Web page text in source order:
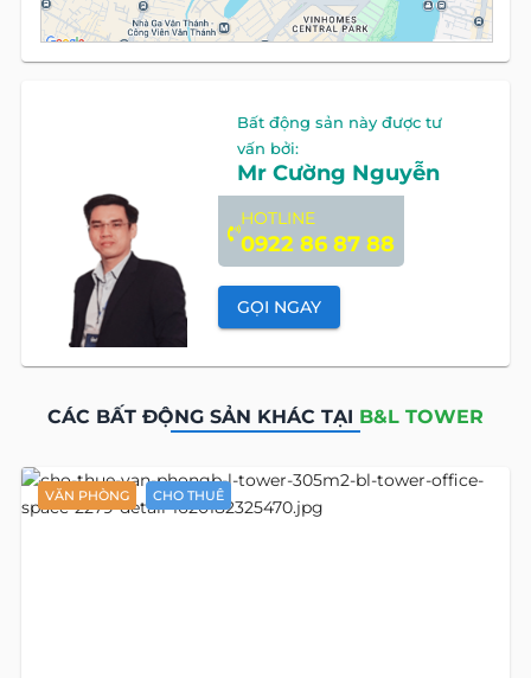
Bất động sản này được tư
vấn bởi:
Mr Cường Nguyễn
HOTLINE
0922 86 87 88
GỌI NGAY
CÁC BẤT ĐỘNG SẢN KHÁC TẠI B&L TOWER
VĂN PHÒNG CHO THUÊ